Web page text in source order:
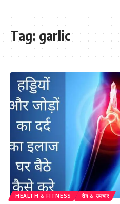
Tag: garlic
HEALTH & FITNESS रोग & उपचार